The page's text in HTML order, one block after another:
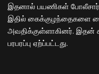
இதனால் பயணிகள் போலீசார்
இதில் கைக்குழந்தைகளை
அவதிக்குள்ளாகினர். இதன்
பரபரப்பு ஏற்ப்பட்டது.